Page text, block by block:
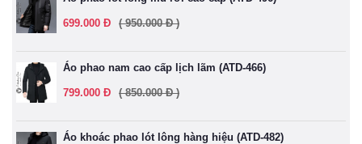
699.000 Đ ( 950.000 Đ )
Áo phao nam cao cấp lịch lãm (ATD-466)
799.000 Đ ( 850.000 Đ )
Áo khoác phao lót lông hàng hiệu (ATD-482)